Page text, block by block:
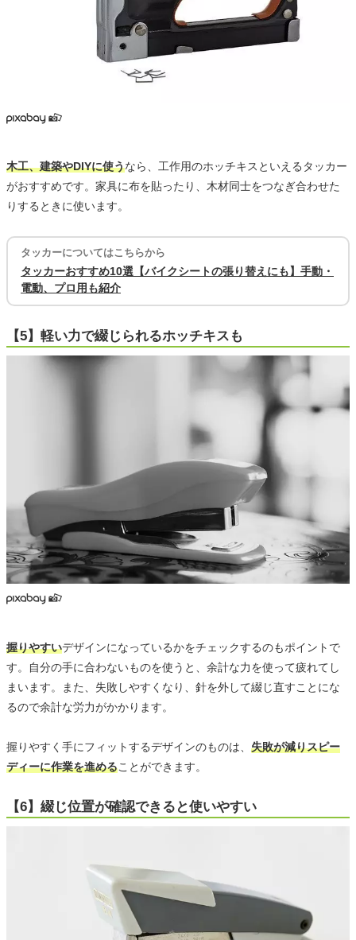
木工、建築やDIYに使うなら、工作用のホッチキスといえるタッカー
がおすすめです。家具に布を貼ったり、木材同士をつなぎ合わせた
りするときに使います。
タッカーについてはこちらから
タッカーおすすめ10選【バイクシートの張り替えにも】手動・
電動、プロ用も紹介
【5】軽い力で綴じられるホッチキスも
握りやすいデザインになっているかをチェックするのもポイントで
す。自分の手に合わないものを使うと、余計な力を使って疲れてし
まいます。また、失敗しやすくなり、針を外して綴じ直すことにな
るので余計な労力がかかります。
握りやすく手にフィットするデザインのものは、 失敗が減りスピー
ディーに作業を進めることができます。
【6】綴じ位置が確認できると使いやすい